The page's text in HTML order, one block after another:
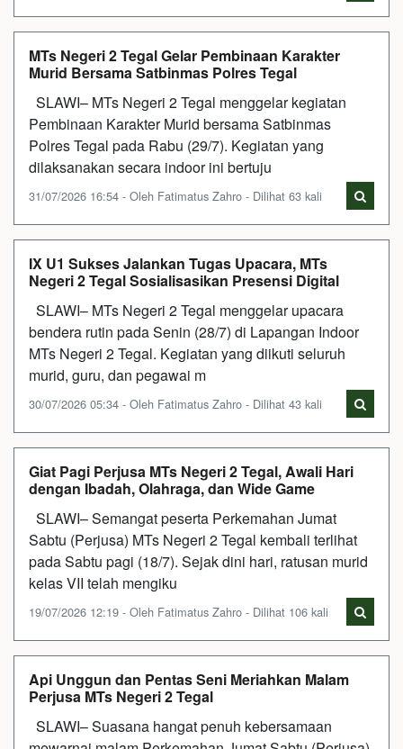
MTs Negeri 2 Tegal Gelar Pembinaan Karakter
Murid Bersama Satbinmas Polres Tegal
SLAWI– MTs Negeri 2 Tegal menggelar kegiatan
Pembinaan Karakter Murid bersama Satbinmas
Polres Tegal pada Rabu (29/7). Kegiatan yang
dilaksanakan secara indoor ini bertuju
31/07/2026 16:54 - Oleh Fatimatus Zahro - Dilihat 63 kali
IX U1 Sukses Jalankan Tugas Upacara, MTs
Negeri 2 Tegal Sosialisasikan Presensi Digital
SLAWI– MTs Negeri 2 Tegal menggelar upacara
bendera rutin pada Senin (28/7) di Lapangan Indoor
MTs Negeri 2 Tegal. Kegiatan yang diikuti seluruh
murid, guru, dan pegawai m
30/07/2026 05:34 - Oleh Fatimatus Zahro - Dilihat 43 kali
Giat Pagi Perjusa MTs Negeri 2 Tegal, Awali Hari
dengan Ibadah, Olahraga, dan Wide Game
SLAWI– Semangat peserta Perkemahan Jumat
Sabtu (Perjusa) MTs Negeri 2 Tegal kembali terlihat
pada Sabtu pagi (18/7). Sejak dini hari, ratusan murid
kelas VII telah mengiku
19/07/2026 12:19 - Oleh Fatimatus Zahro - Dilihat 106 kali
Api Unggun dan Pentas Seni Meriahkan Malam
Perjusa MTs Negeri 2 Tegal
SLAWI– Suasana hangat penuh kebersamaan